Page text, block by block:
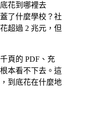
花到哪裡去
了什麼學校？社
超過 2 兆元，但
頁的 PDF、充
本看不下去。這
到底花在什麼地